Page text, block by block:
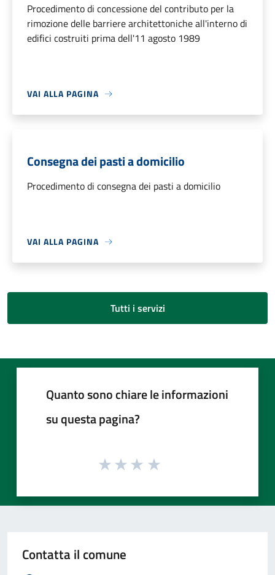
Procedimento di concessione del contributo per la
rimozione delle barriere architettoniche all'interno di
edifici costruiti prima dell'11 agosto 1989
VAI ALLA PAGINA
Consegna dei pasti a domicilio
Procedimento di consegna dei pasti a domicilio
VAI ALLA PAGINA
Tutti i servizi
Quanto sono chiare le informazioni
su questa pagina?
Contatta il comune